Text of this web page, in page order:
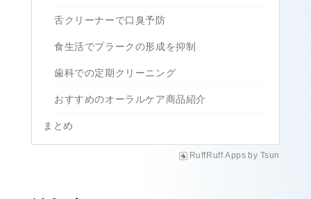
舌クリーナーで口臭予防
食生活でプラークの形成を抑制
歯科での定期クリーニング
おすすめのオーラルケア商品紹介
まとめ
RuffRuff Apps by Tsun